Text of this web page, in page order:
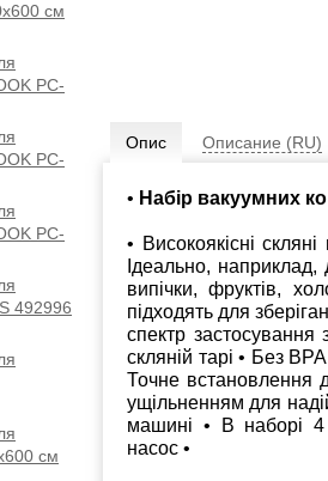
см
PC-
PC-
PC-
492996
см
Опис Описание (RU)
• Набір вакуумних
• Високоякісні
Ідеально,
випічки, фруктів,
підходять для
спектр застосування
скляній тарі • Без
Точне встановлення
ущільненням для
машині • В наборі
насос •